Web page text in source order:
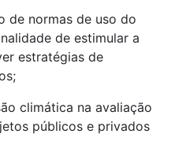
de normas de uso do
de estimular a
estratégias de
climática na avaliação
públicos e privados